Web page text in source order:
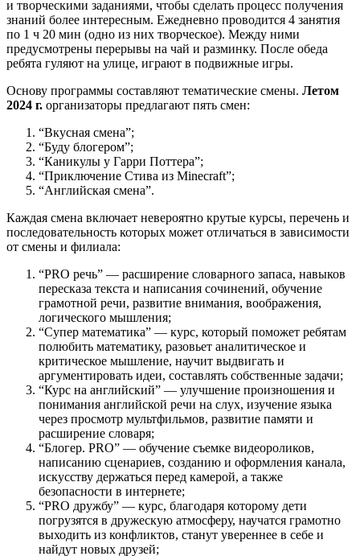
и творческими заданиями, чтобы сделать процесс получения
знаний более интересным. Ежедневно проводится 4 занятия
по 1 ч 20 мин (одно из них творческое). Между ними
предусмотрены перерывы на чай и разминку. После обеда
ребята гуляют на улице, играют в подвижные игры.
Основу программы составляют тематические смены. Летом
2024 г. организаторы предлагают пять смен:
“Вкусная смена”;
“Буду блогером”;
“Каникулы у Гарри Поттера”;
“Приключение Стива из Minecraft”;
“Английская смена”.
Каждая смена включает невероятно крутые курсы, перечень и
последовательность которых может отличаться в зависимости
от смены и филиала:
“PRO речь” — расширение словарного запаса, навыков
пересказа текста и написания сочинений, обучение
грамотной речи, развитие внимания, воображения,
логического мышления;
“Супер математика” — курс, который поможет ребятам
полюбить математику, разовьет аналитическое и
критическое мышление, научит выдвигать и
аргументировать идеи, составлять собственные задачи;
“Курс на английский” — улучшение произношения и
понимания английской речи на слух, изучение языка
через просмотр мультфильмов, развитие памяти и
расширение словаря;
“Блогер. PRO” — обучение съемке видеороликов,
написанию сценариев, созданию и оформления канала,
искусству держаться перед камерой, а также
безопасности в интернете;
“PRO дружбу” — курс, благодаря которому дети
погрузятся в дружескую атмосферу, научатся грамотно
выходить из конфликтов, станут увереннее в себе и
найдут новых друзей;